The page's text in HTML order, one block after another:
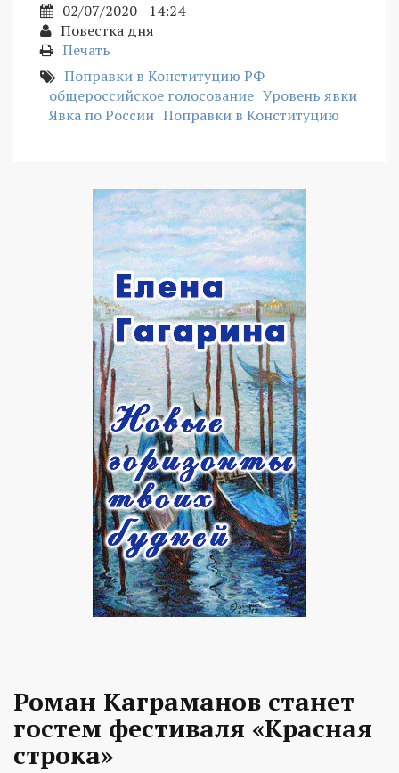
02/07/2020 - 14:24
Повестка дня
Печать
Поправки в Конституцию РФ
общероссийское голосование Уровень явки
Явка по России Поправки в Конституцию
Роман Каграманов станет
гостем фестиваля «Красная
строка»